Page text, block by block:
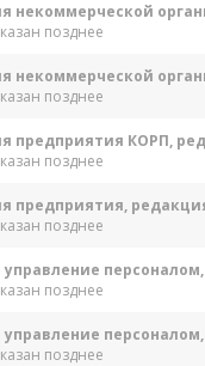
некоммерческой
позднее
некоммерческой
позднее
предприятия КОРП,
позднее
предприятия,
позднее
управление
позднее
позднее